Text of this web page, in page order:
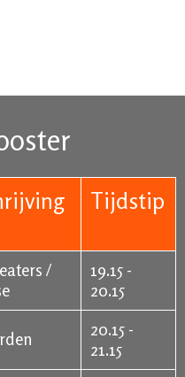
Tijdstip
/
19.15 -
20.15
20.15 -
21.15